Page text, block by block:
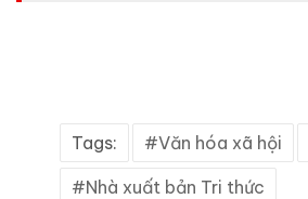
Tags: Văn hóa xã hội
Nhà xuất bản Tri thức